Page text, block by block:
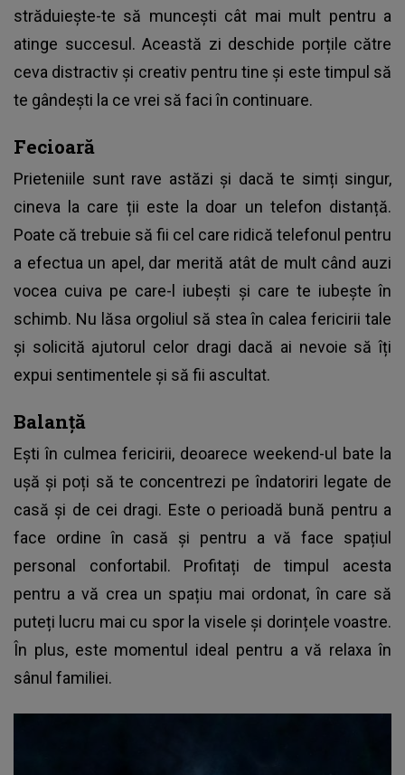
străduiește-te să muncești cât mai mult pentru a
atinge succesul. Această zi deschide porțile către
ceva distractiv și creativ pentru tine și este timpul să
te gândești la ce vrei să faci în continuare.
Fecioară
Prieteniile sunt rave astăzi și dacă te simți singur,
cineva la care ții este la doar un telefon distanță.
Poate că trebuie să fii cel care ridică telefonul pentru
a efectua un apel, dar merită atât de mult când auzi
vocea cuiva pe care-l iubești și care te iubește în
schimb. Nu lăsa orgoliul să stea în calea fericirii tale
și solicită ajutorul celor dragi dacă ai nevoie să îți
expui sentimentele și să fii ascultat.
Balanță
Ești în culmea fericirii, deoarece weekend-ul bate la
ușă și poți să te concentrezi pe îndatoriri legate de
casă și de cei dragi. Este o perioadă bună pentru a
face ordine în casă și pentru a vă face spațiul
personal confortabil. Profitați de timpul acesta
pentru a vă crea un spațiu mai ordonat, în care să
puteți lucru mai cu spor la visele și dorințele voastre.
În plus, este momentul ideal pentru a vă relaxa în
sânul familiei.